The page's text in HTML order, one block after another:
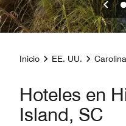
Inicio EE. UU.
Hoteles en
Island, SC